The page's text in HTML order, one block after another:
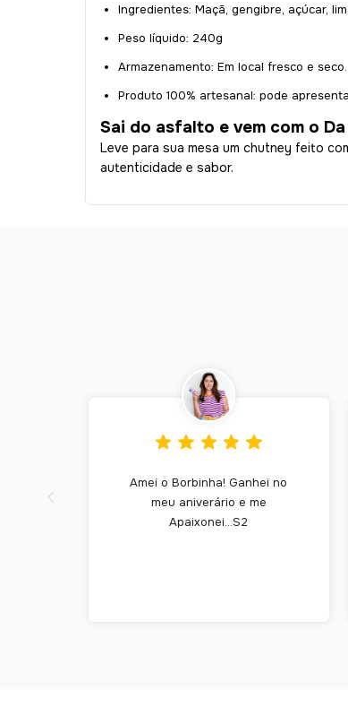
Ingredientes: Maçã, gengibre, açúcar,
Peso líquido: 240g
Armazenamento: Em local fresco e
Produto 100% artesanal: pode
Sai do asfalto e vem com o
Leve para sua mesa um chutney feito
autenticidade e sabor.
Amei o Borbinha! Ganhei no
meu aniverário e me
Apaixonei...S2